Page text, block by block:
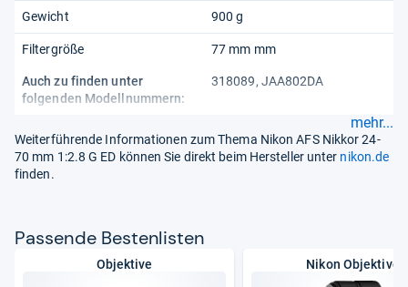
Gewicht 900 g
Filtergröße 77 mm mm
Auch zu finden unter
folgenden Modellnummern:
318089, JAA802DA
mehr...
Weiterführende Informationen zum Thema Nikon AFS Nikkor 24-
70 mm 1:2.8 G ED können Sie direkt beim Hersteller unter nikon.de
finden.
Pas­sende Bes­ten­lis­ten
Objektive Nikon Objektive